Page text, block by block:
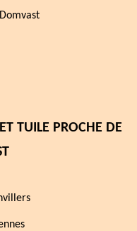
TUILE PROCHE DE